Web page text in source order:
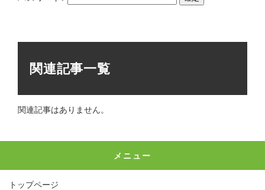
関連記事一覧
関連記事はありません。
メニュー
トップページ